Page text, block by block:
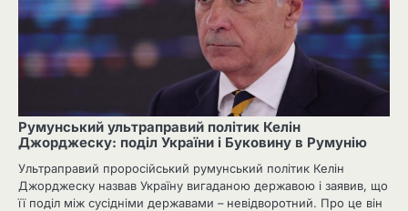
Румунський ультраправий політик Келін
Джорджеску: поділ України і Буковину в Румунію
Ультраправий проросійський румунський політик Келін
Джорджеску назвав Україну вигаданою державою і заявив, що
її поділ між сусідніми державами – невідворотний. Про це він